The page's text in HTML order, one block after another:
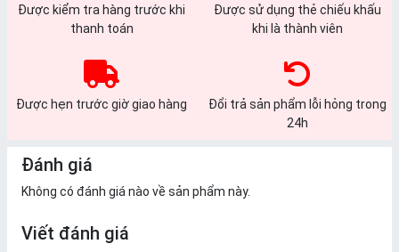
Được kiểm tra hàng trước khi
thanh toán
Được sử dụng thẻ chiếu khấu
khi là thành viên
Được hẹn trước giờ giao hàng
Đổi trả sản phẩm lỗi hỏng trong
24h
Đánh giá
Không có đánh giá nào về sản phẩm này.
Viết đánh giá